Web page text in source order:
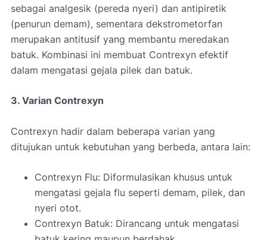
sebagai analgesik (pereda nyeri) dan antipiretik
(penurun demam), sementara dekstrometorfan
merupakan antitusif yang membantu meredakan
batuk. Kombinasi ini membuat Contrexyn efektif
dalam mengatasi gejala pilek dan batuk.
3. Varian Contrexyn
Contrexyn hadir dalam beberapa varian yang
ditujukan untuk kebutuhan yang berbeda, antara lain:
Contrexyn Flu: Diformulasikan khusus untuk
mengatasi gejala flu seperti demam, pilek, dan
nyeri otot.
Contrexyn Batuk: Dirancang untuk mengatasi